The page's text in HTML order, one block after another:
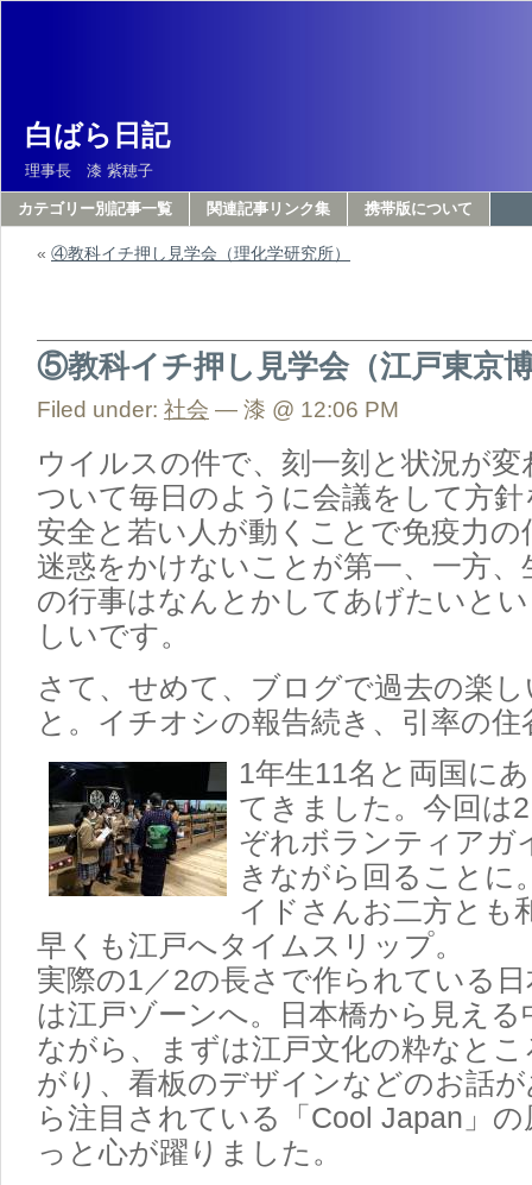
白ばら日記
理事長 漆 紫穂子
カテゴリー別記事一覧 関連記事リンク集 携帯版について
« ④教科イチ押し見学会（理化学研究所）
⑤教科イチ押し見学会（江戸東京
Filed under: 社会 — 漆 @ 12:06 PM
ウイルスの件で、刻一刻と状況が
ついて毎日のように会議をして方
安全と若い人が動くことで免疫力
迷惑をかけないことが第一、一方
の行事はなんとかしてあげたいと
しいです。
さて、せめて、ブログで過去の楽
と。イチオシの報告続き、引率の
1年生11名と両国に
てきました。今回は
ぞれボランティアガ
きながら回ることに
イドさんお二方とも
早くも江戸へタイムスリップ。
実際の1／2の長さで作られている
は江戸ゾーンへ。日本橋から見え
ながら、まずは江戸文化の粋なと
がり、看板のデザインなどのお話
ら注目されている「Cool Japan」
っと心が躍りました。